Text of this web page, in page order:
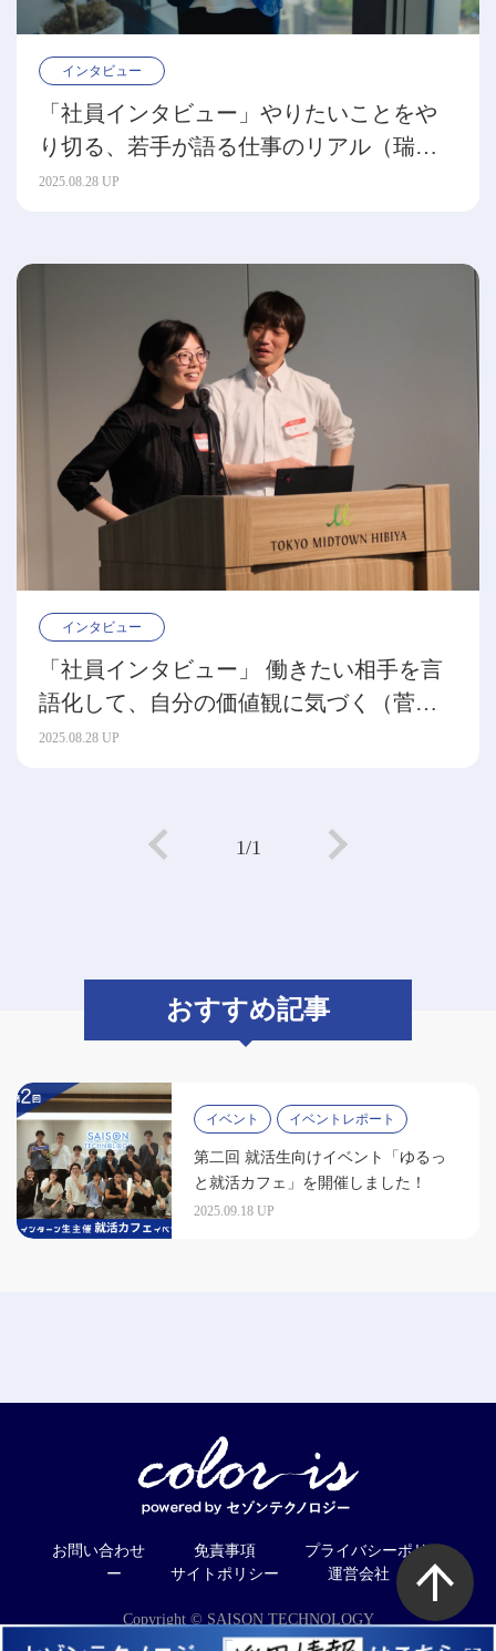
インタビュー
「社員インタビュー」やりたいことをや
り切る、若手が語る仕事のリアル（瑞慶
山由梧）
2025.08.28 UP
インタビュー
「社員インタビュー」 働きたい相手を言
語化して、自分の価値観に気づく（菅沼
千穂）
2025.08.28 UP
1/1
おすすめ記事
イベント イベントレポート
第二回 就活生向けイベント「ゆるっ
と就活カフェ」を開催しました！
2025.09.18 UP
お問い合わせ 免責事項
プライバシーポリシ
ー
サイトポリシー 運営会社
Copyright © SAISON TECHNOLOGY
CO.,LTD. All Rights Reserved.